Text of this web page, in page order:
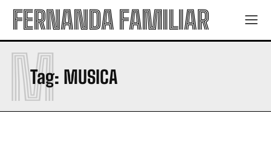
FERNANDA FAMILIAR
Tag: MUSICA
M